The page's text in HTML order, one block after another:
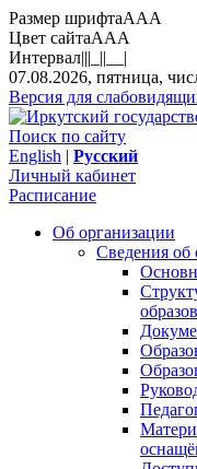
Размер шрифтаAAA
Цвет сайтаAAA
Интервал|||_||__|
07.08.2026, пятница,
Версия для
Поиск по сайту
English | Русский
Личный кабинет
Расписание
Об организации
Сведения об